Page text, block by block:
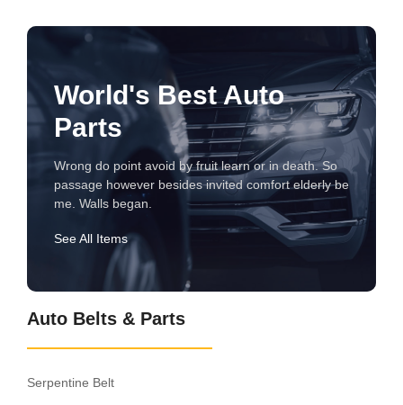
World's Best Auto
Parts
Wrong do point avoid by fruit learn or in death. So
passage however besides invited comfort elderly be
me. Walls began.
See All Items
Auto Belts & Parts
Serpentine Belt